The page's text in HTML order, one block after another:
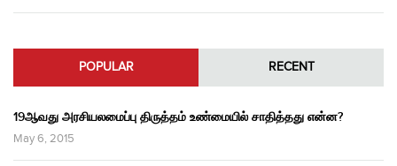
POPULAR RECENT
19ஆவது அரசியலமைப்பு திருத்தம் உண்மையில் சாதித்தது என்ன?
May 6, 2015